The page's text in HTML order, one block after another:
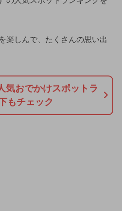
楽しんで、たくさんの思い出
気おでかけスポットラ
もチェック